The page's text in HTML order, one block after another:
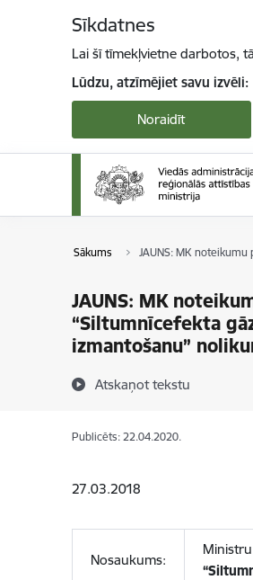
Sīkdatnes
Lai šī tīmekļvietne darbotos,
Lūdzu, atzīmējiet savu izvēli:
Noraidīt
Sākums JAUNS: MK
JAUNS: MK
“Siltumnīcefekta
izmantošanu”
Atskaņot tekstu
Publicēts: 22.04.2020.
27.03.2018
Nosaukums: